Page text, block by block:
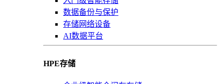
数据备份与保护
存储网络设备
AI数据平台
HPE存储